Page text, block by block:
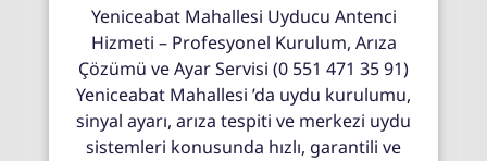
Yeniceabat Mahallesi Uyducu Antenci
Hizmeti – Profesyonel Kurulum, Arıza
Çözümü ve Ayar Servisi (0 551 471 35 91)
Yeniceabat Mahallesi ’da uydu kurulumu,
sinyal ayarı, arıza tespiti ve merkezi uydu
sistemleri konusunda hızlı, garantili ve